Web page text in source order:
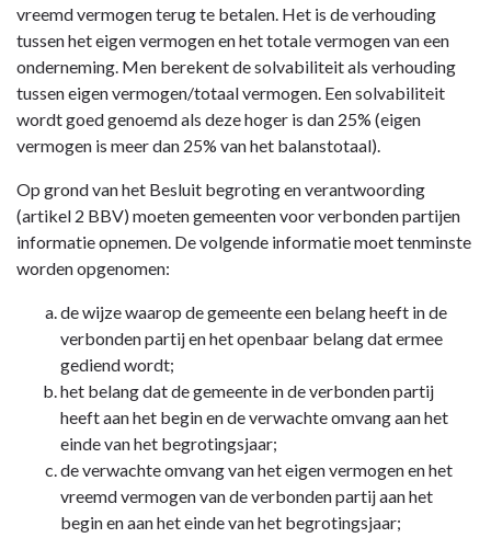
vreemd vermogen terug te betalen. Het is de verhouding
tussen het eigen vermogen en het totale vermogen van een
onderneming. Men berekent de solvabiliteit als verhouding
tussen eigen vermogen/totaal vermogen. Een solvabiliteit
wordt goed genoemd als deze hoger is dan 25% (eigen
vermogen is meer dan 25% van het balanstotaal).
Op grond van het Besluit begroting en verantwoording
(artikel 2 BBV) moeten gemeenten voor verbonden partijen
informatie opnemen. De volgende informatie moet tenminste
worden opgenomen:
de wijze waarop de gemeente een belang heeft in de
verbonden partij en het openbaar belang dat ermee
gediend wordt;
het belang dat de gemeente in de verbonden partij
heeft aan het begin en de verwachte omvang aan het
einde van het begrotingsjaar;
de verwachte omvang van het eigen vermogen en het
vreemd vermogen van de verbonden partij aan het
begin en aan het einde van het begrotingsjaar;